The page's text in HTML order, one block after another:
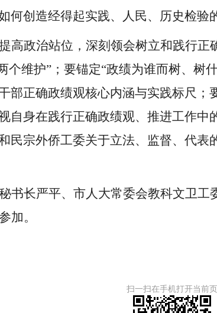
何创造经得起实践、人民、历史检验
高政治站位，深刻领会树立和践行
个维护”；要锚定“政绩为谁而树、树
部正确政绩观核心内涵与实践标尺
自身在践行正确政绩观、推进工作
民宗外侨工委关于立法、监督、代
书长严平、市人大常委会教科文卫
加。
扫一扫在手机打开当前页